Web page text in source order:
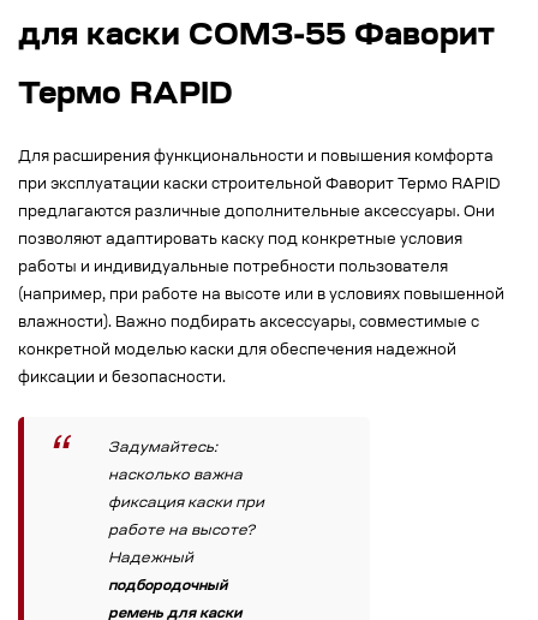
для каски СОМЗ-55 Фаворит
Термо RAPID
Для расширения функциональности и повышения комфорта
при эксплуатации каски строительной Фаворит Термо RAPID
предлагаются различные дополнительные аксессуары. Они
позволяют адаптировать каску под конкретные условия
работы и индивидуальные потребности пользователя
(например, при работе на высоте или в условиях повышенной
влажности). Важно подбирать аксессуары, совместимые с
конкретной моделью каски для обеспечения надежной
фиксации и безопасности.
Задумайтесь:
насколько важна
фиксация каски при
работе на высоте?
Надежный
подбородочный
ремень для каски